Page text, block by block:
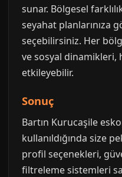
sunar. Bölgesel
seyahat planlarınıza
seçebilirsiniz. Her
ve sosyal dinamikleri,
etkileyebilir.
Sonuç
Bartın Kurucaşile
kullanıldığında size
profil seçenekleri,
filtreleme sistemleri